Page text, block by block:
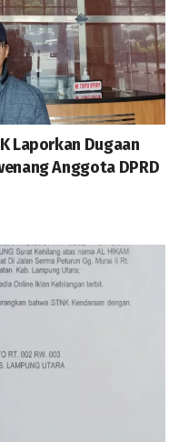
Laporkan Dugaan
Anggota DPRD